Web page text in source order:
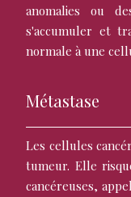
anomalies ou
s'accumuler et
normale à une
Métastase
Les cellules
tumeur. Elle
cancéreuses,